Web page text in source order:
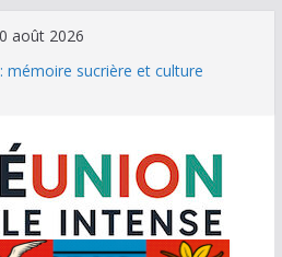
août 2026
mémoire sucrière et culture
détente à l’Hôtel Iloha à Saint Leu
La Réunion, emblème de l’île
de Saint Leu: site culturel à